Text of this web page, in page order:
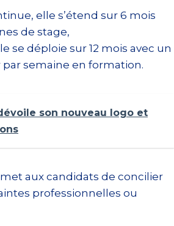
elle s’étend sur 6 mois
de stage,
se déploie sur 12 mois avec un
par semaine en formation.
son nouveau logo et
aux candidats de concilier
professionnelles ou